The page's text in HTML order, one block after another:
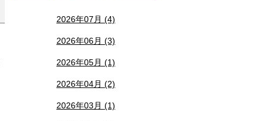
2026年07月 (4)
2026年06月 (3)
2026年05月 (1)
2026年04月 (2)
2026年03月 (1)